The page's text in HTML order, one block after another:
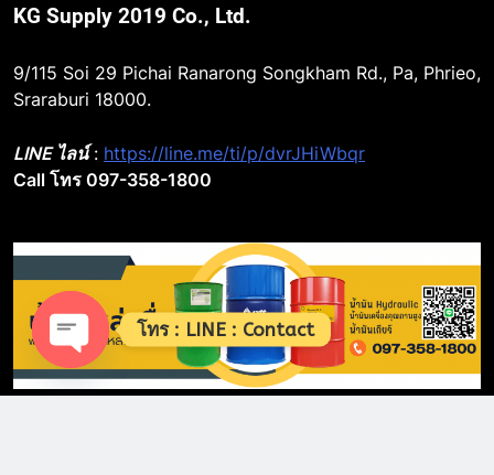
KG Supply 2019 Co., Ltd.
9/115 Soi 29 Pichai Ranarong Songkham Rd., Pa, Phrieo,
Sraraburi 18000.
LINE ไลน์: https://line.me/ti/p/dvrJHiWbqr
Call โทร 097-358-1800
โทร : LINE : Contact
Open chaty